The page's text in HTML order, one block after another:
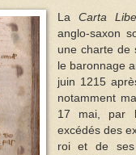
La Carta
anglo-saxon
une charte de
le baronnage
juin 1215
notamment
17 mai, par
excédés des
roi et de ses